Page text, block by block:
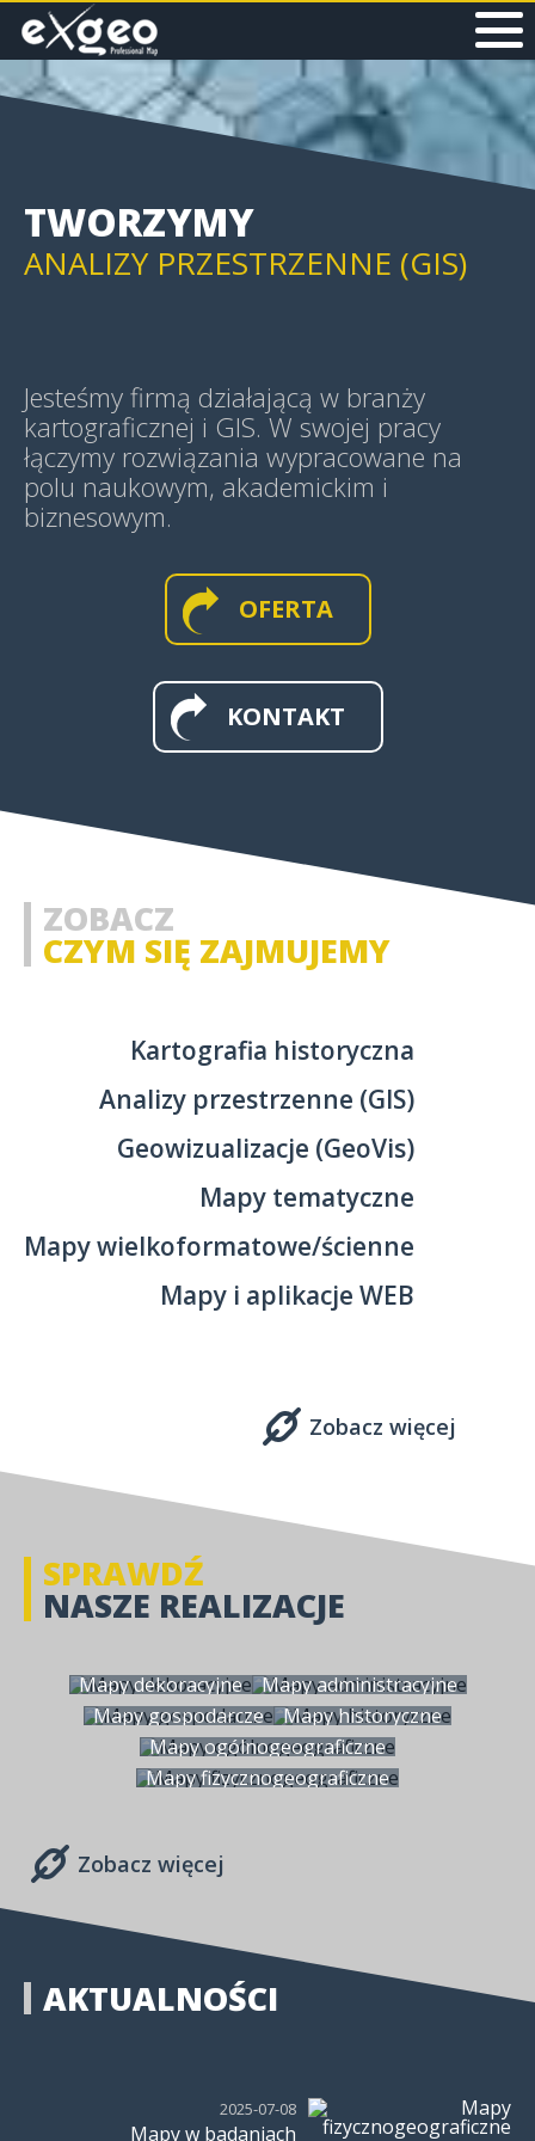
TWORZYMY
MAPY I APLIKACJE WEB
MAPY HISTORYCZNE
ANALIZY PRZESTRZENNE (GIS)
GEOWIZUALIZACJE (GEOVIS)
MAPY TEMATYCZNE
MAPY WIELKOFORMATOWE I
MAPY I APLIKACJE WEB
MAPY HISTORYCZNE
Jesteśmy firmą działającą w branży
kartograficznej i GIS. W swojej pracy
łączymy rozwiązania wypracowane na
polu naukowym, akademickim i
biznesowym.
OFERTA
KONTAKT
ZOBACZ
CZYM SIĘ ZAJMUJEMY
Kartografia historyczna
Analizy przestrzenne (GIS)
Geowizualizacje (GeoVis)
Mapy tematyczne
Mapy wielkoformatowe/ścienne
Mapy i aplikacje WEB
Zobacz więcej
Mapy dekoracyjne
Mapy administracyjne
Mapy gospodarcze
Mapy historyczne
Mapy ogólnogeograficzne
Mapy fizycznogeograficzne
Zobacz więcej
SPRAWDŹ
NASZE REALIZACJE
AKTUALNOŚCI
2025-07-08
Mapy w badaniach